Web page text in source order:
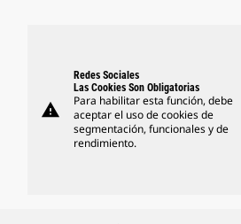
warning
Redes Sociales
Las Cookies Son Obligatorias
Para habilitar esta función, debe
aceptar el uso de cookies de
segmentación, funcionales y de
rendimiento.